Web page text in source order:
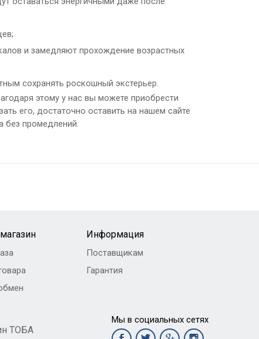
и замедляют прохождение возрастных
сохранять роскошный экстерьер.
этому у нас вы можете приобрести
его, достаточно оставить на нашем сайте
без промедлений.
ТОБА
Информация
Поставщикам
Гарантия
Мы в социальных сетях